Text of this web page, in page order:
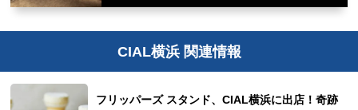
CIAL横浜 関連情報
フリッパーズ スタンド、CIAL横浜に出店！奇跡